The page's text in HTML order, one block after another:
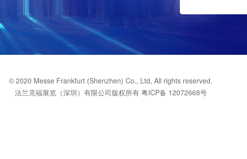
© 2020 Messe Frankfurt (Shenzhen) Co., Ltd, All rights reserved.
法兰克福展览（深圳）有限公司版权所有 粤ICP备 12072668号